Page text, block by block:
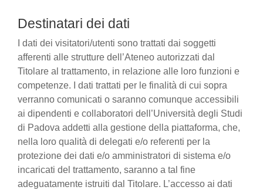
Destinatari dei dati
I dati dei visitatori/utenti sono trattati dai soggetti
afferenti alle strutture dell’Ateneo autorizzati dal
Titolare al trattamento, in relazione alle loro funzioni e
competenze. I dati trattati per le finalità di cui sopra
verranno comunicati o saranno comunque accessibili
ai dipendenti e collaboratori dell’Università degli Studi
di Padova addetti alla gestione della piattaforma, che,
nella loro qualità di delegati e/o referenti per la
protezione dei dati e/o amministratori di sistema e/o
incaricati del trattamento, saranno a tal fine
adeguatamente istruiti dal Titolare. L’accesso ai dati